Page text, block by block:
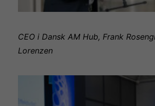
CEO i Dansk AM Hub, Frank
Lorenzen